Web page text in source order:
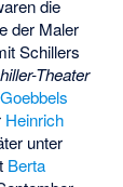
die
der Maler
Schillers
Theater
Heinrich
unter
Berta